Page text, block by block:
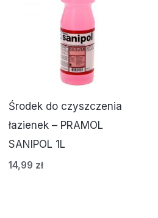
Środek do czyszczenia
łazienek – PRAMOL
SANIPOL 1L
14,99 zł